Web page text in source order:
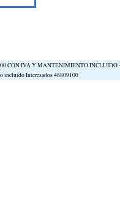
CON IVA Y MANTENIMIENTO INCLUIDO -
incluido Interesados 46809100